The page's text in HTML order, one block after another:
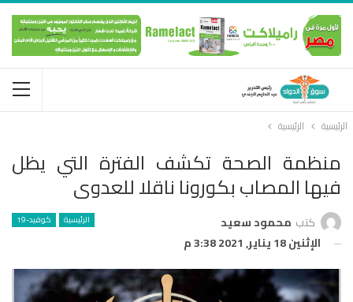
الرئيسية الرئيسية
منظمة الصحة تكشف الفترة التي يظل
فيها المصاب بكورونا ناقلا للعدوى
الرئيسية كوفيد-19 كتب محمود سعيد
الإثنين 18 يناير, 2021 3:38 م